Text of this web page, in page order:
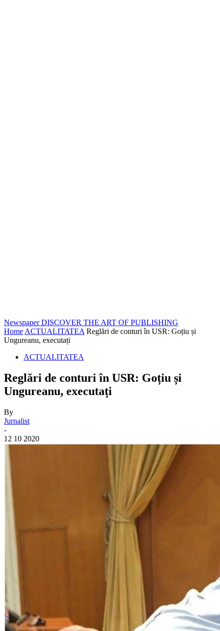
Newspaper DISCOVER THE ART OF PUBLISHING
Home ACTUALITATEA Reglări de conturi în USR: Goțiu și
Ungureanu, executați
ACTUALITATEA
Reglări de conturi în USR: Goțiu și
Ungureanu, executați
By
Jurnalist
-
12 10 2020